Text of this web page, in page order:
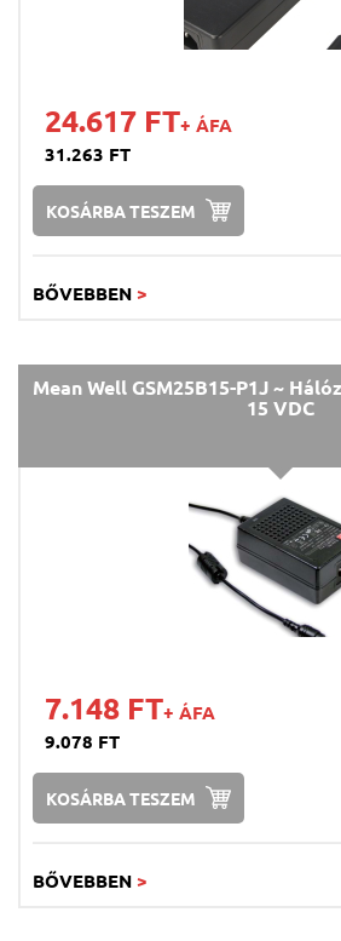
24.617 FT+ ÁFA
31.263 FT
KOSÁRBA TESZEM
BŐVEBBEN >
Mean Well GSM25B15-P1J ~
15 VDC
7.148 FT+ ÁFA
9.078 FT
KOSÁRBA TESZEM
BŐVEBBEN >